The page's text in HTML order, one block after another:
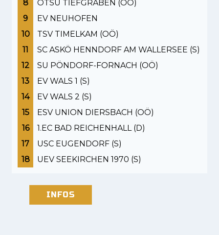
8
ÖTSU TIEFGRABEN (OÖ)
9
EV NEUHOFEN
10
TSV TIMELKAM (OÖ)
11
SC ASKÖ HENNDORF AM WALLERSEE (S)
12
SU PÖNDORF-FORNACH (OÖ)
13
EV WALS 1 (S)
14
EV WALS 2 (S)
15
ESV UNION DIERSBACH (OÖ)
16
1.EC BAD REICHENHALL (D)
17
USC EUGENDORF (S)
18
UEV SEEKIRCHEN 1970 (S)
INFOS